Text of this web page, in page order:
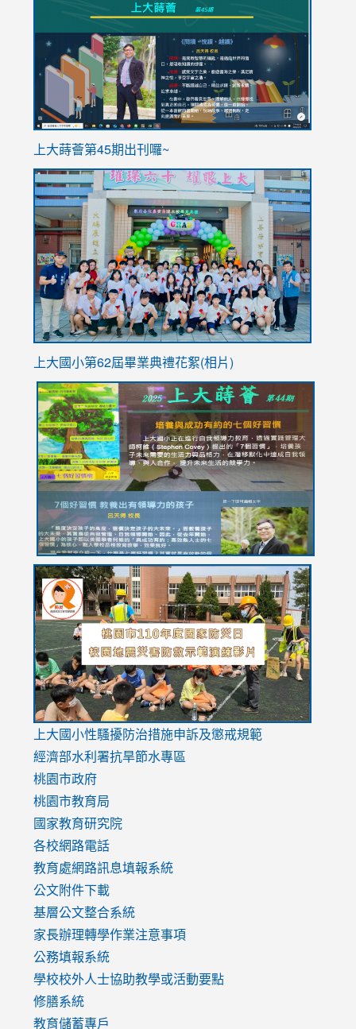
ink
https://sites.google.com/stes.tyc.edu.tw/
上大蒔薈第45期出刊囉~
上大國小第62屆畢業典禮花絮(相片)
link
to
https://drive.google.com/file/d/1I-
YfDQppRvyMk686kIw6SBbssEIZ6WnT/view?
usp=sharing
link
to
https://sites.google.com/stes.tyc.edu.tw/
link
to
https://drive.google.com/file/d/
usp=sharing
link
to
https://www.youtube.com/watch?
v=mfpNykQ0g4M
上大國小性騷擾防治措施申訴及懲戒規範
經濟部水利署抗旱節水專區
桃園市政府
桃園市教育局
國家教育研究院
各校網路電話
教育處網路訊息填報系統
公文附件下載
基層公文整合系統
家長辦理轉學作業注意事項
公務填報系統
學校校外人士協助教學或活動要點
修膳系統
教育儲蓄專戶